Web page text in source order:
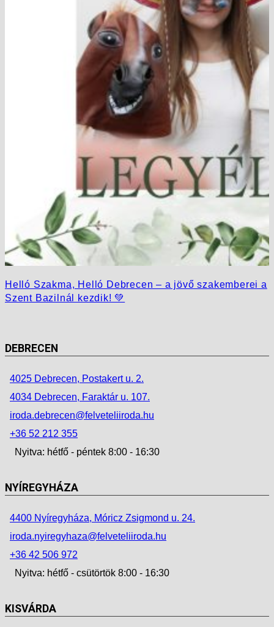
Helló Szakma, Helló Debrecen – a jövő szakemberei a
Szent Bazilnál kezdik! 💚
DEBRECEN
4025 Debrecen, Postakert u. 2.
4034 Debrecen, Faraktár u. 107.
iroda.debrecen@felveteliiroda.hu
+36 52 212 355
Nyitva: hétfő - péntek 8:00 - 16:30
NYÍREGYHÁZA
4400 Nyíregyháza, Móricz Zsigmond u. 24.
iroda.nyiregyhaza@felveteliiroda.hu
+36 42 506 972
Nyitva: hétfő - csütörtök 8:00 - 16:30
KISVÁRDA